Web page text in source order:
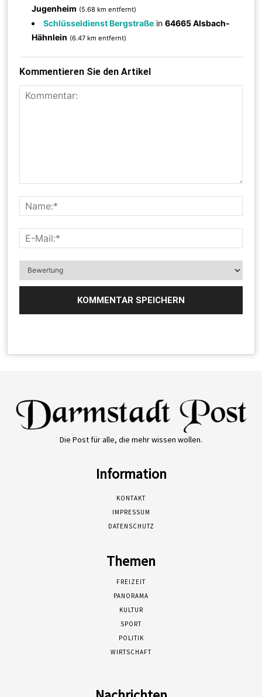
Jugenheim (5.68 km entfernt)
Schlüsseldienst Bergstraße in64665 Alsbach-
Hähnlein (6.47 km entfernt)
Kommentieren Sie den Artikel
Die Post für alle, die mehr wissen wollen.
Information
KONTAKT
IMPRESSUM
DATENSCHUTZ
Themen
FREIZEIT
PANORAMA
KULTUR
SPORT
POLITIK
WIRTSCHAFT